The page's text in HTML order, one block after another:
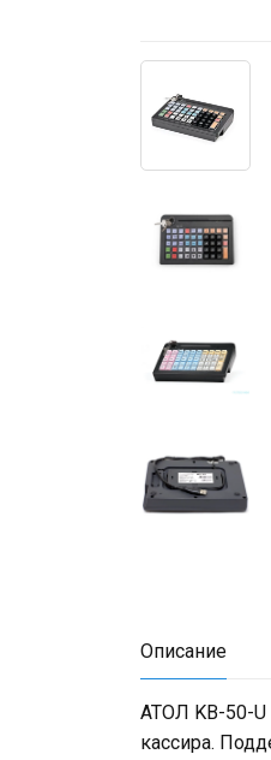
Описание
АТОЛ KB-50-U
кассира.